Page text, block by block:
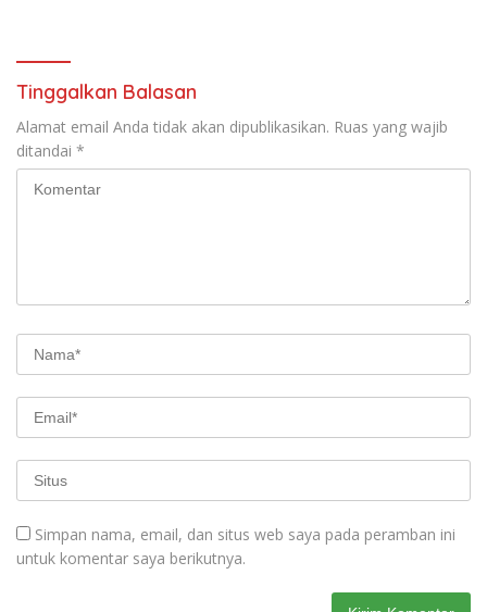
Tinggalkan Balasan
Alamat email Anda tidak akan dipublikasikan. Ruas yang wajib
ditandai *
Simpan nama, email, dan situs web saya pada peramban ini
untuk komentar saya berikutnya.